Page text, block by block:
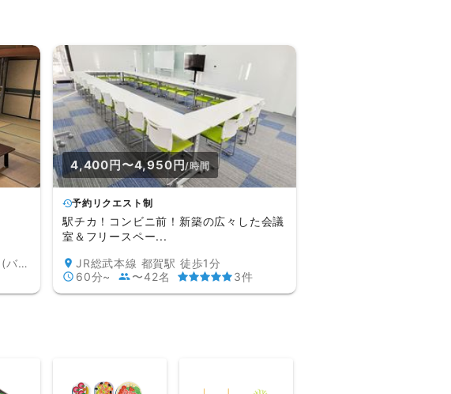
JR中央・総武線 千葉駅 バス30分 (バス停：大宮団地)
4,400円〜4,950円/時間
予約リクエスト制
駅チカ！コンビニ前！新築の広々した会議
室＆フリースペー...
JR総武本線 都賀駅 徒歩1分
60分~
〜42名 3件